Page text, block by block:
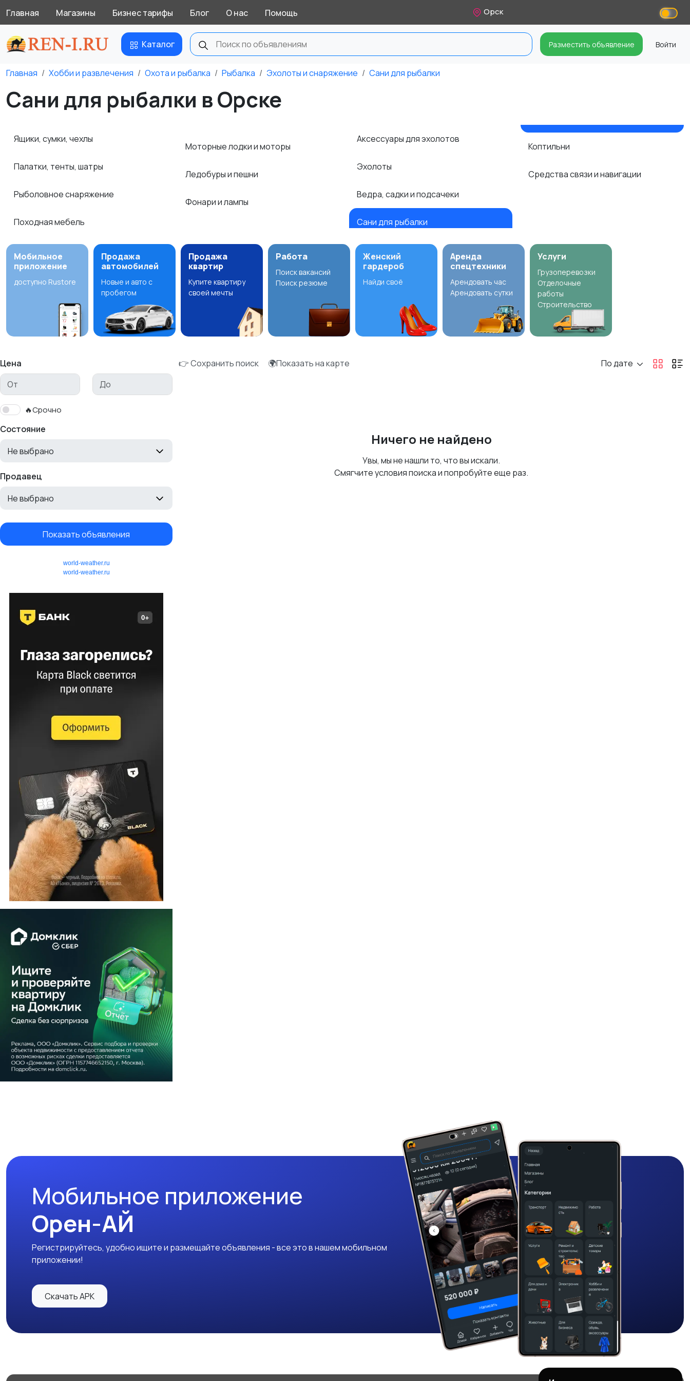
Главная Магазины Бизнес тарифы Блог О нас Помощь Орск
Каталог Разместить объявление Войти
Главная Хобби и развлечения Охота и рыбалка Рыбалка Эхолоты и снаряжение Сани для рыбалки
Сани для рыбалки в Орске
Ящики, сумки, чехлы
Палатки, тенты, шатры
Рыболовное снаряжение
Походная мебель
Моторные лодки и моторы
Ледобуры и пешни
Фонари и лампы
Аксессуары для эхолотов
Эхолоты
Ведра, садки и подсачеки
Сани для рыбалки
Коптильни
Средства связи и навигации
Мобильное
приложение
доступно Rustore
Продажа
автомобилей
Новые и авто с
пробегом
Продажа
квартир
Купите квартиру
своей мечты
Работа
Поиск вакансий
Поиск резюме
Женский
гардероб
Найди своё
Аренда
спецтехники
Арендовать час
Арендовать сутки
Услуги
Грузоперевозки
Отделочные
работы
Строительство
Цена
🔥Срочно
Состояние
Не выбрано
Продавец
Не выбрано
Показать объявления
world-weather.ru
world-weather.ru
👉 Сохранить поиск 🌍Показать на карте По дате
Ничего не найдено
Увы, мы не нашли то, что вы искали.
Смягчите условия поиска и попробуйте еще раз.
Мобильное приложение
Орен-АЙ
Регистрируйтесь, удобно ищите и размещайте объявления - все это в нашем мобильном
приложении!
Скачать APK